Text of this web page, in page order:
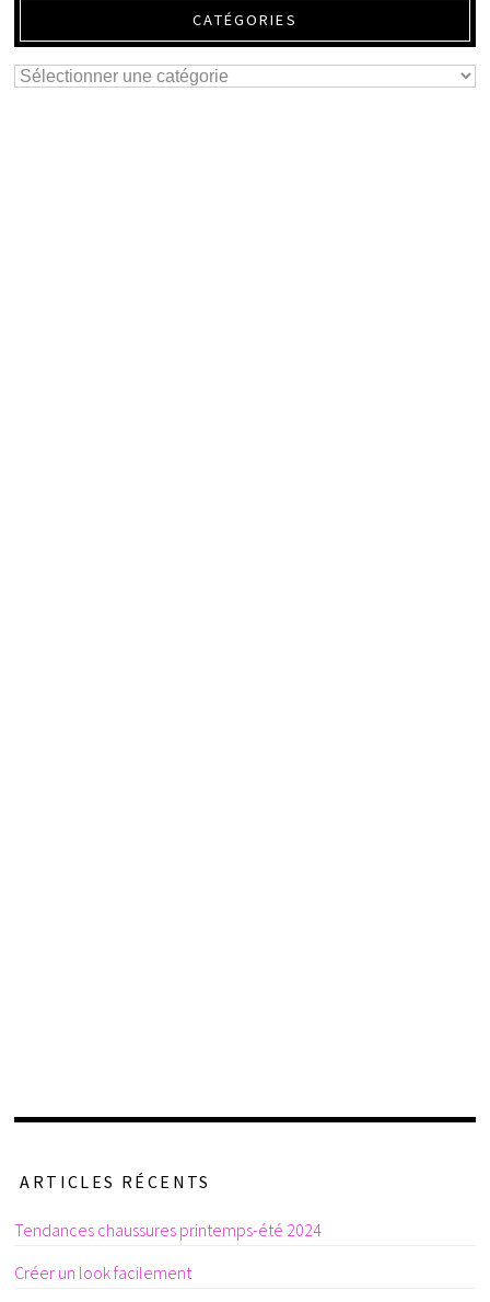
CATÉGORIES
ARTICLES RÉCENTS
Tendances chaussures printemps-été 2024
Créer un look facilement